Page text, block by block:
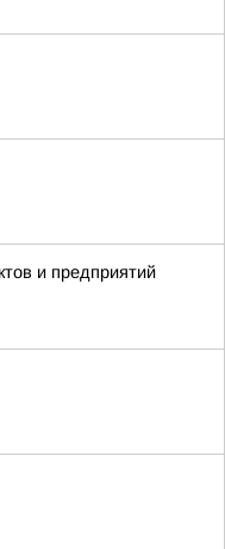
и предприятий